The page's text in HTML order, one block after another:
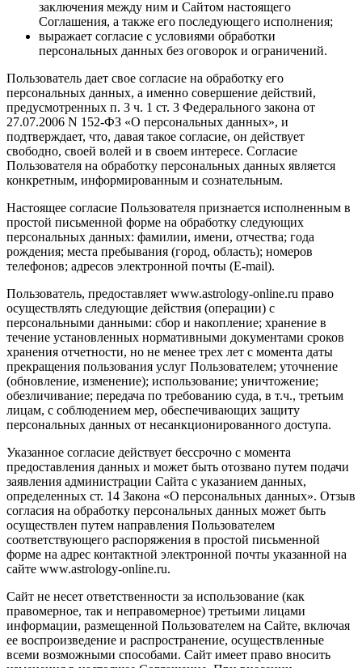
заключения между ним и Сайтом настоящего
Соглашения, а также его последующего исполнения;
выражает согласие с условиями обработки
персональных данных без оговорок и ограничений.
Пользователь дает свое согласие на обработку его
персональных данных, а именно совершение действий,
предусмотренных п. 3 ч. 1 ст. 3 Федерального закона от
27.07.2006 N 152-ФЗ «О персональных данных», и
подтверждает, что, давая такое согласие, он действует
свободно, своей волей и в своем интересе. Согласие
Пользователя на обработку персональных данных является
конкретным, информированным и сознательным.
Настоящее согласие Пользователя признается исполненным в
простой письменной форме на обработку следующих
персональных данных: фамилии, имени, отчества; года
рождения; места пребывания (город, область); номеров
телефонов; адресов электронной почты (E-mail).
Пользователь, предоставляет www.astrology-online.ru право
осуществлять следующие действия (операции) с
персональными данными: сбор и накопление; хранение в
течение установленных нормативными документами сроков
хранения отчетности, но не менее трех лет с момента даты
прекращения пользования услуг Пользователем; уточнение
(обновление, изменение); использование; уничтожение;
обезличивание; передача по требованию суда, в т.ч., третьим
лицам, с соблюдением мер, обеспечивающих защиту
персональных данных от несанкционированного доступа.
Указанное согласие действует бессрочно с момента
предоставления данных и может быть отозвано путем подачи
заявления администрации Сайта с указанием данных,
определенных ст. 14 Закона «О персональных данных». Отзыв
согласия на обработку персональных данных может быть
осуществлен путем направления Пользователем
соответствующего распоряжения в простой письменной
форме на адрес контактной электронной почты указанной на
сайте www.astrology-online.ru.
Сайт не несет ответственности за использование (как
правомерное, так и неправомерное) третьими лицами
информации, размещенной Пользователем на Сайте, включая
ее воспроизведение и распространение, осуществленные
всеми возможными способами. Сайт имеет право вносить